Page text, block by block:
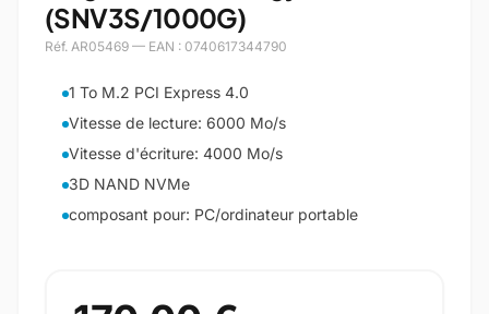
(SNV3S/1000G)
Réf. AR05469 — EAN : 0740617344790
1 To M.2 PCI Express 4.0
Vitesse de lecture: 6000 Mo/s
Vitesse d'écriture: 4000 Mo/s
3D NAND NVMe
composant pour: PC/ordinateur portable